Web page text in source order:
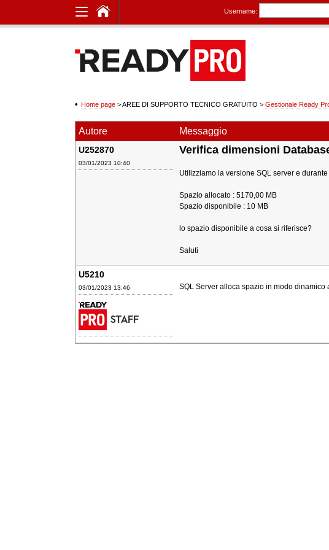
Username:
Home page > AREE DI SUPPORTO TECNICO GRATUITO > Gestionale Ready
Autore Messaggio
U252870
03/01/2023 10:40
Verifica dimensioni
Utilizziamo la versione SQL server e
Spazio allocato : 5170,00 MB
Spazio disponibile : 10 MB
lo spazio disponibile a cosa si riferisce?
Saluti
U5210
03/01/2023 13:46 SQL Server alloca spazio in modo